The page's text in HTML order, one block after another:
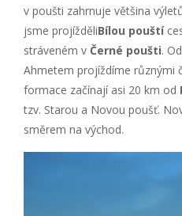
v poušti zahrnuje většina
jsme projížděliBílou pouští
stráveném v Černé poušti.
Ahmetem projíždíme různými
formace začínají asi 20 km od
tzv. Starou a Novou poušť.
směrem na východ.